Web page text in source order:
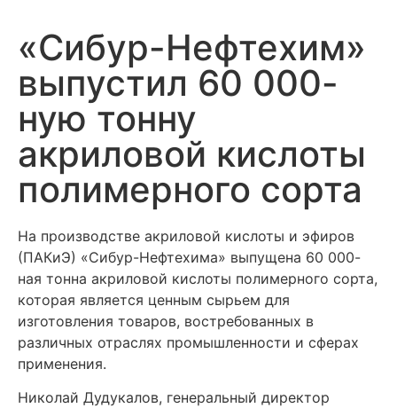
«Сибур-Нефтехим»
выпустил 60 000-
ную тонну
акриловой кислоты
полимерного сорта
На производстве акриловой кислоты и эфиров
(ПАКиЭ) «Сибур-Нефтехима» выпущена 60 000-
ная тонна акриловой кислоты полимерного сорта,
которая является ценным сырьем для
изготовления товаров, востребованных в
различных отраслях промышленности и сферах
применения.
Николай Дудукалов, генеральный директор